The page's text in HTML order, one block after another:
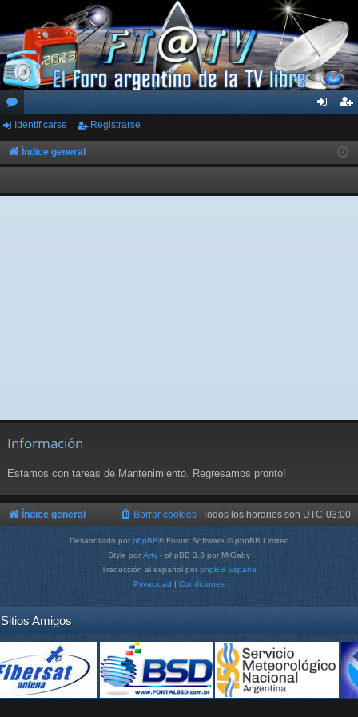
or
os
ar
ist
rs
Identificarse Registrarse
Índice general
Información
Estamos con tareas de Mantenimiento. Regresamos pronto!
Índice general Todos los horarios son UTC-03:00
Borrar cookies
Desarrollado por phpBB® Forum Software © phpBB Limited
Style por Arty - phpBB 3.3 por MrGaby
Traducción al español por phpBB España
Privacidad | Condiciones
Sitios Amigos